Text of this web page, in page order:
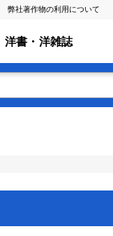
弊社著作物の利用について
洋書・洋雑誌